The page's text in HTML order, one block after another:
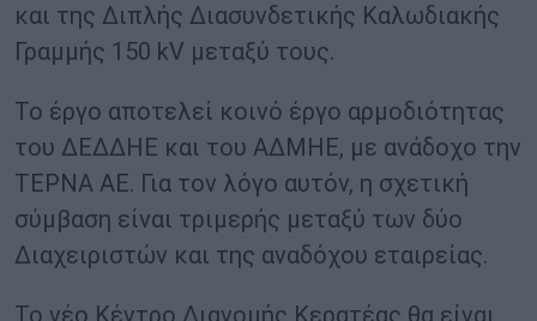
και της Διπλής Διασυνδετικής Καλωδιακής
Γραμμής 150 kV μεταξύ τους.
Το έργο αποτελεί κοινό έργο αρμοδιότητας
του ΔΕΔΔΗΕ και του ΑΔΜΗΕ, με ανάδοχο την
ΤΕΡΝΑ ΑΕ. Για τον λόγο αυτόν, η σχετική
σύμβαση είναι τριμερής μεταξύ των δύο
Διαχειριστών και της αναδόχου εταιρείας.